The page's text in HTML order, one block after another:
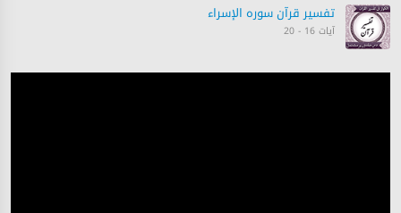
تفسیر قرآن سورہ ‎الإسراء
آیات 16 - 20